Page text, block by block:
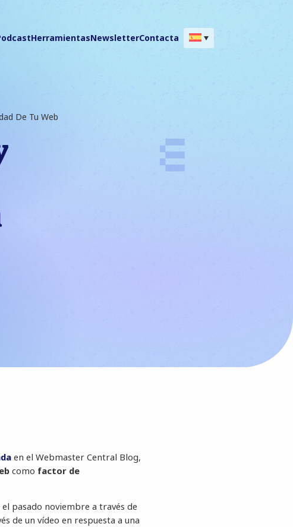
HerramientasNewsletterContacta
De Tu Web
en el Webmaster Central Blog,
como factor de
pasado noviembre a través de
de un vídeo en respuesta a una